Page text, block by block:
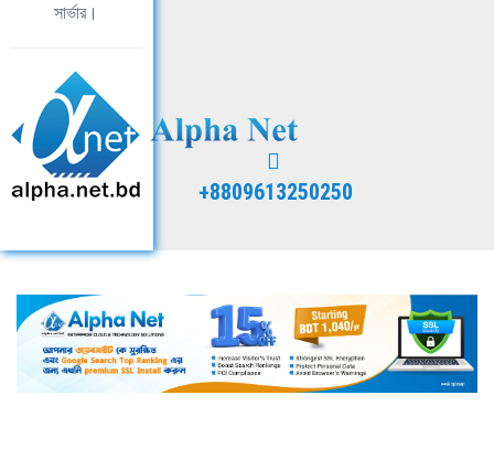
সার্ভার।
+8809613250250